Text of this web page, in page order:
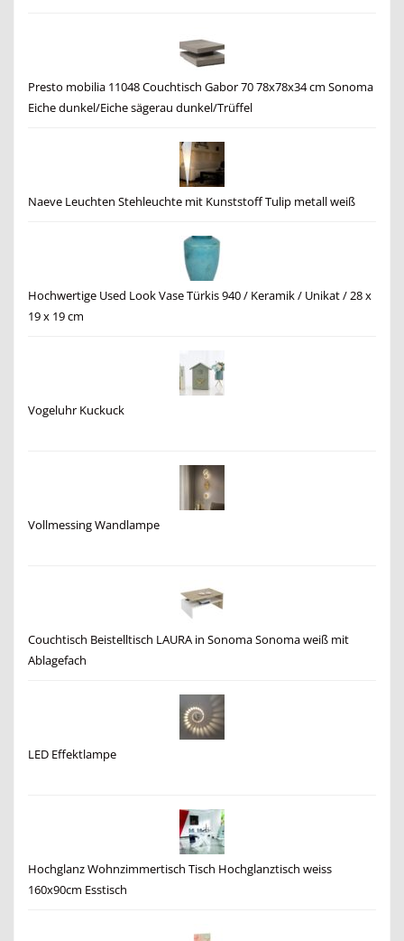
Presto mobilia 11048 Couchtisch Gabor 70 78x78x34 cm Sonoma
Eiche dunkel/Eiche sägerau dunkel/Trüffel
Naeve Leuchten Stehleuchte mit Kunststoff Tulip metall weiß
Hochwertige Used Look Vase Türkis 940 / Keramik / Unikat / 28 x
19 x 19 cm
Vogeluhr Kuckuck
Vollmessing Wandlampe
Couchtisch Beistelltisch LAURA in Sonoma Sonoma weiß mit
Ablagefach
LED Effektlampe
Hochglanz Wohnzimmertisch Tisch Hochglanztisch weiss
160x90cm Esstisch